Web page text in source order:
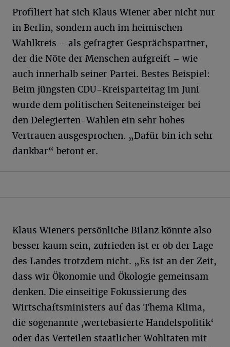
Profiliert hat sich Klaus Wiener aber nicht nur
in Berlin, sondern auch im heimischen
Wahlkreis – als gefragter Gesprächspartner,
der die Nöte der Menschen aufgreift – wie
auch innerhalb seiner Partei. Bestes Beispiel:
Beim jüngsten CDU-Kreisparteitag im Juni
wurde dem politischen Seiteneinsteiger bei
den Delegierten-Wahlen ein sehr hohes
Vertrauen ausgesprochen. „Dafür bin ich sehr
dankbar“ betont er.
Klaus Wieners persönliche Bilanz könnte also
besser kaum sein, zufrieden ist er ob der Lage
des Landes trotzdem nicht. „Es ist an der Zeit,
dass wir Ökonomie und Ökologie gemeinsam
denken. Die einseitige Fokussierung des
Wirtschaftsministers auf das Thema Klima,
die sogenannte ‚wertebasierte Handelspolitik‘
oder das Verteilen staatlicher Wohltaten mit